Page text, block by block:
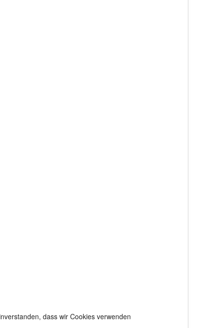
dass wir Cookies verwenden